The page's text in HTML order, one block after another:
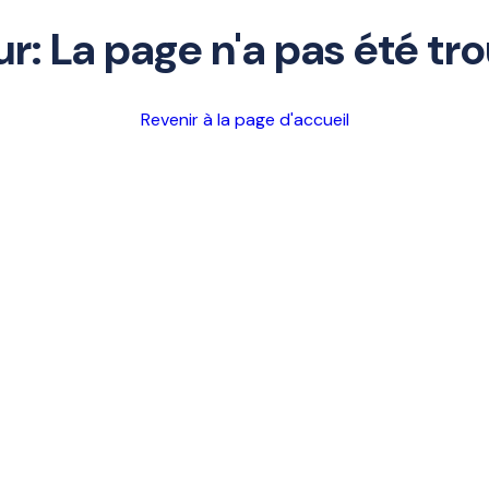
La page n'a pas été
Revenir à la page d'accueil